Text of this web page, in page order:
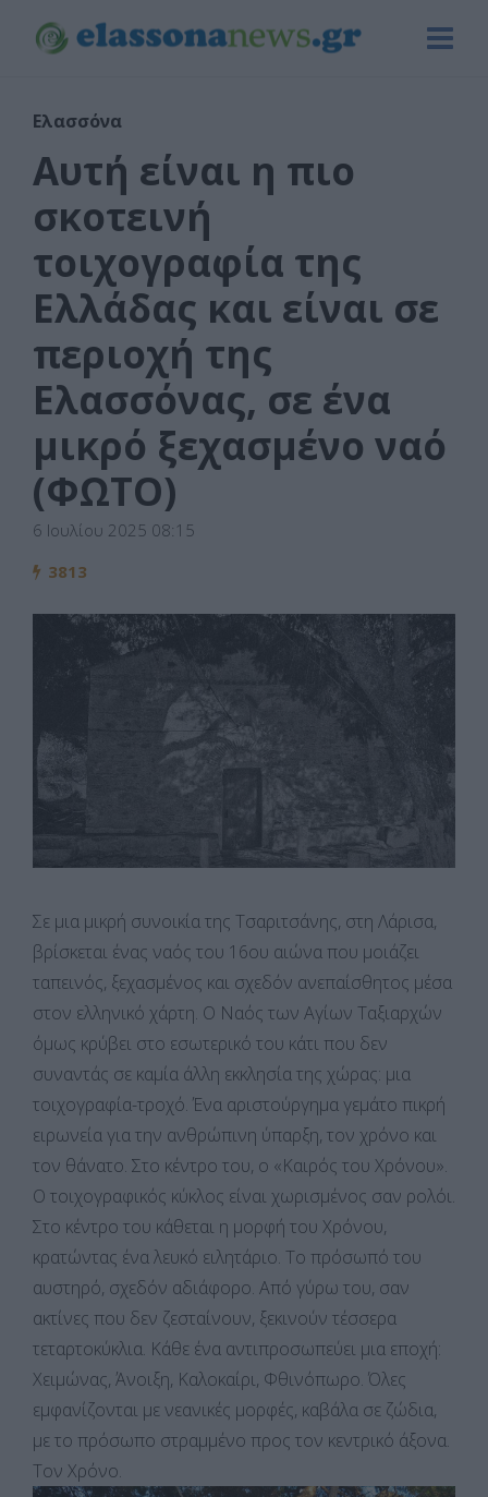
Ελασσόνα
Αυτή είναι η πιο
σκοτεινή
τοιχογραφία της
Ελλάδας και είναι σε
περιοχή της
Ελασσόνας, σε ένα
μικρό ξεχασμένο ναό
(ΦΩΤΟ)
6 Ιουλίου 2025 08:15
3813
Σε μια μικρή συνοικία της Τσαριτσάνης, στη Λάρισα,
βρίσκεται ένας ναός του 16ου αιώνα που μοιάζει
ταπεινός, ξεχασμένος και σχεδόν ανεπαίσθητος μέσα
στον ελληνικό χάρτη. Ο Ναός των Αγίων Ταξιαρχών
όμως κρύβει στο εσωτερικό του κάτι που δεν
συναντάς σε καμία άλλη εκκλησία της χώρας: μια
τοιχογραφία-τροχό. Ένα αριστούργημα γεμάτο πικρή
ειρωνεία για την ανθρώπινη ύπαρξη, τον χρόνο και
τον θάνατο. Στο κέντρο του, ο «Καιρός του Χρόνου».
Ο τοιχογραφικός κύκλος είναι χωρισμένος σαν ρολόι.
Στο κέντρο του κάθεται η μορφή του Χρόνου,
κρατώντας ένα λευκό ειλητάριο. Το πρόσωπό του
αυστηρό, σχεδόν αδιάφορο. Από γύρω του, σαν
ακτίνες που δεν ζεσταίνουν, ξεκινούν τέσσερα
τεταρτοκύκλια. Κάθε ένα αντιπροσωπεύει μια εποχή:
Χειμώνας, Άνοιξη, Καλοκαίρι, Φθινόπωρο. Όλες
εμφανίζονται με νεανικές μορφές, καβάλα σε ζώδια,
με το πρόσωπο στραμμένο προς τον κεντρικό άξονα.
Τον Χρόνο.